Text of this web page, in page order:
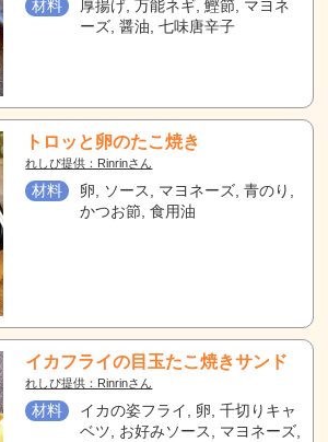
材料
厚揚げ, 万能ネギ, 鰹節, マヨネ
ーズ, 醤油, 七味唐辛子
トロッと卵のたこ焼き
れしぴ提供：Rinrinさん
材料
卵, ソース, マヨネーズ, 青のり,
かつお節, 食用油
イカフライの目玉たこ焼きサンド
れしぴ提供：Rinrinさん
材料
イカの姿フライ, 卵, 千切りキャ
ベツ, お好みソース, マヨネーズ,